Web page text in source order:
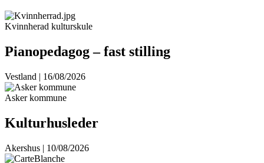
Kvinnherad kulturskule
Pianopedagog – fast stilling
Vestland | 16/08/2026
Asker kommune
Kulturhusleder
Akershus | 10/08/2026